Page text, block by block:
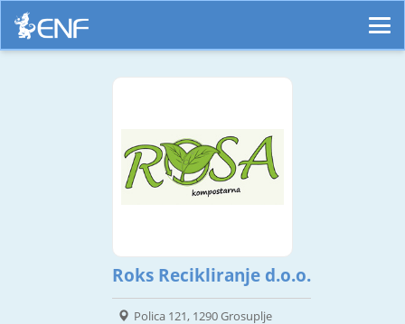
Roks Recikliranje d.o.o.
Polica 121, 1290 Grosuplje